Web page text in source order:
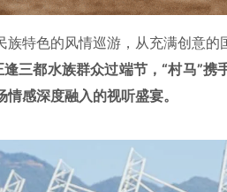
族特色的风情巡游，从充满创意
逢三都水族群众过端节，“村马”
感深度融入的视听盛宴。